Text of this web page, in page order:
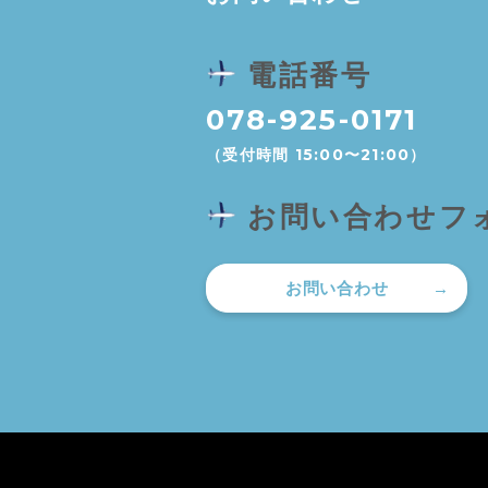
電話番号
078-925-0171
（受付時間 15:00〜21:00）
お問い合わせフ
お問い合わせ